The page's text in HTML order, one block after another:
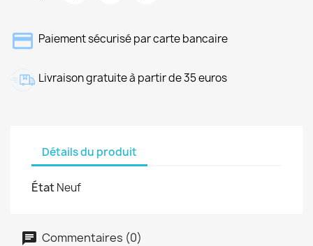
Paiement sécurisé par carte bancaire
Livraison gratuite à partir de 35 euros
Détails du produit
ÉtatNeuf
Commentaires (0)